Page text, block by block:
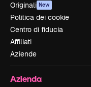
Originali New
Politica dei cookie
Centro di fiducia
Affiliati
Aziende
Azienda